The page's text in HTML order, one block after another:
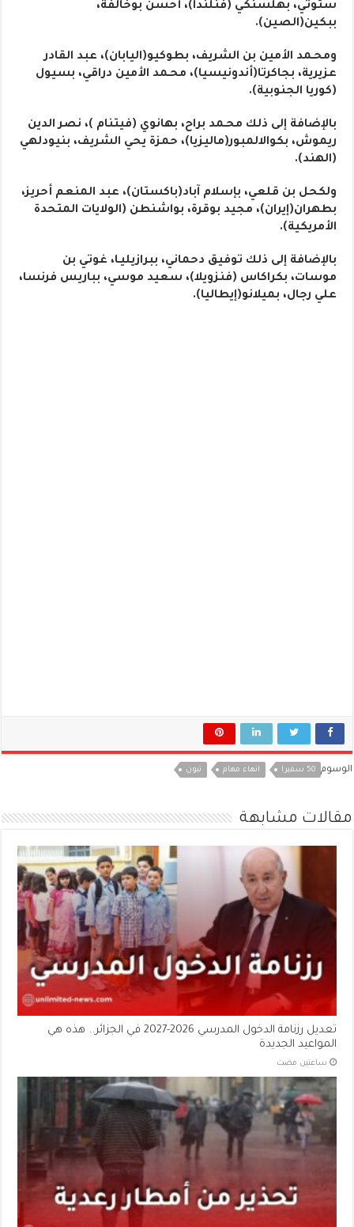
ستوتي، بهلسنكي (فنلندا)، أحسن بوخالفة،
ببكين(الصين).
ومحـمد الأمين بن الشريف، بطوكيو(اليابان)، عبد القادر
عزيرية، بجاكرتا(أندونيسيا)، محـمد الأمين دراقي، بسيول
(كوريا الجنوبية).
بالإضافة إلى ذلك محـمد براح، بهانوي (فيتنام )، نصر الدين
ريموش، بكوالالمبور(ماليزيا)، حمزة يحي الشريف، بنيودلهي
(الهند).
ولكحل بن قلعي، بإسلام آباد(باكستان)، عبد المنعم أحريز،
بطهران(إيران)، مجيد بوقرة، بواشنطن (الولايات المتحدة
الأمريكية).
بالإضافة إلى ذلك توفيق دحماني، ببرازيليـا، غوتي بن
موسات، بكراكاس (فنزويلا)، سعيد موسي، بباريس فرنسا،
علي رجال، بميلانو(إيطاليا).
الوسوم 50 سفيرا انهاء مهام تبون
مقالات مشابهة
تعديل رزنامة الدخول المدرسي 2026-2027 في الجزائر.. هذه هي
المواعيد الجديدة
‏ساعتين مضت